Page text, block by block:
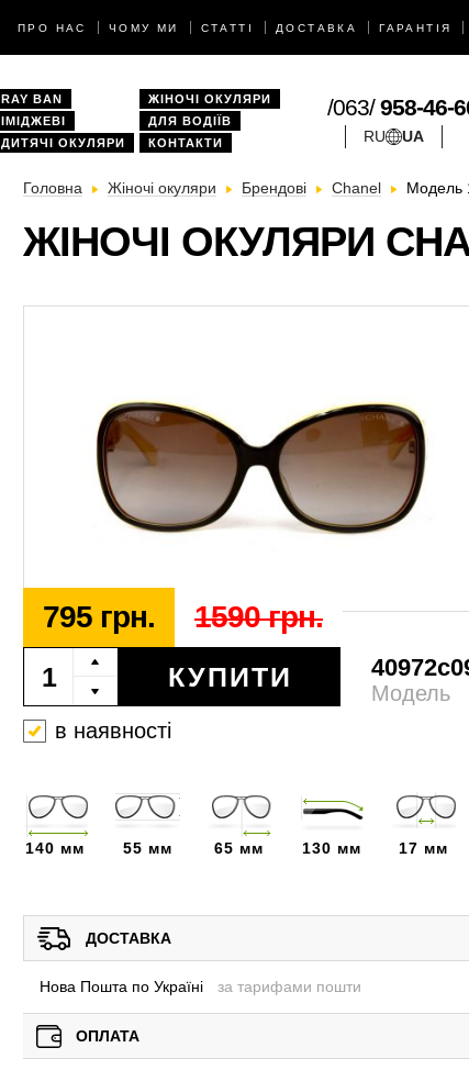
ПРО НАС ЧОМУ МИ СТАТТІ ДОСТАВКА ГАРАНТІЯ
RAY BAN
ЖІНОЧІ ОКУЛЯРИ
ІМІДЖЕВІ
ДЛЯ ВОДІЇВ
ДИТЯЧІ ОКУЛЯРИ КОНТАКТИ
/063/958-46-
RU UA
Головна Жіночі окуляри Брендові Chanel Модель
ЖІНОЧІ ОКУЛЯРИ
795 грн. 1590 грн.
КУПИТИ
Модель
в наявності
140 мм 55 мм 65 мм 130 мм 17 мм
ДОСТАВКА
Нова Пошта по Україні за тарифами пошти
ОПЛАТА